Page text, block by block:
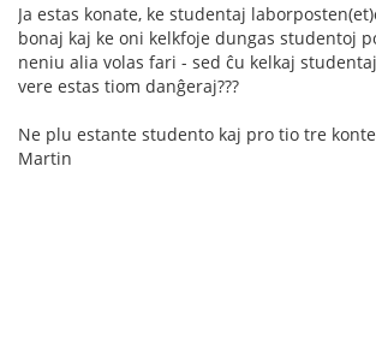
Ja estas konate, ke studentaj
bonaj kaj ke oni kelkfoje dungas studentoj
neniu alia volas fari - sed ĉu kelkaj
vere estas tiom danĝeraj???
Ne plu estante studento kaj pro tio tre
Martin